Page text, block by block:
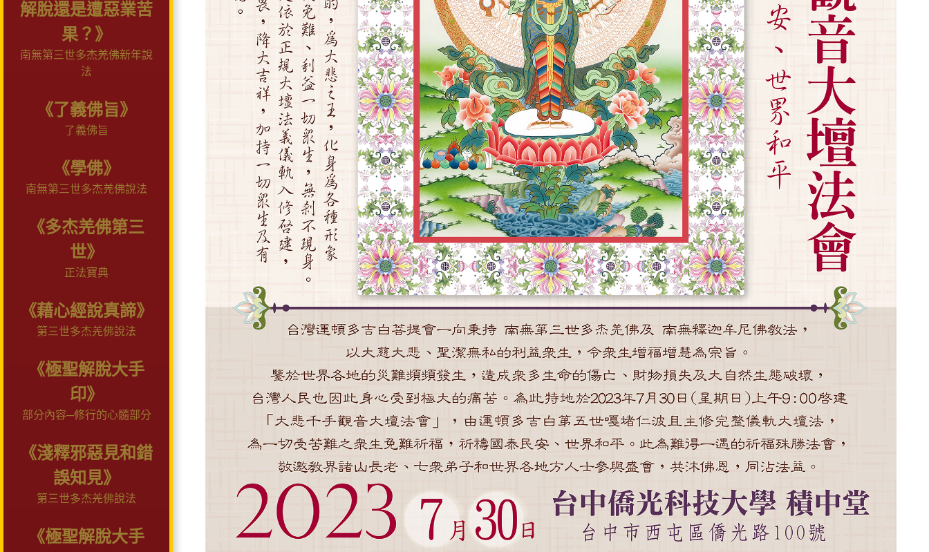
解脫還是遭惡業苦
果？》
南無第三世多杰羌佛新年說
法
《了義佛旨》
了義佛旨
《學佛》
南無第三世多杰羌佛說法
《多杰羌佛第三
世》
正法寶典
《藉心經說真諦》
第三世多杰羌佛說法
《極聖解脫大手
印》
部分內容─修行的心髓部分
《淺釋邪惡見和錯
誤知見》
第三世多杰羌佛說法
《極聖解脫大手